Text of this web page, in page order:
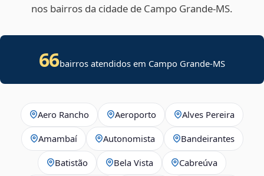
nos bairros da cidade de Campo Grande‑MS.
66bairros atendidos em Campo Grande-MS
Aero Rancho Aeroporto Alves Pereira
Amambaí Autonomista Bandeirantes
Batistão Bela Vista Cabreúva